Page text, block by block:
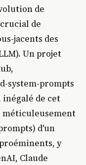
de
de
jacents des
Un projet
system-prompts
de cet
d'un
y
Claude